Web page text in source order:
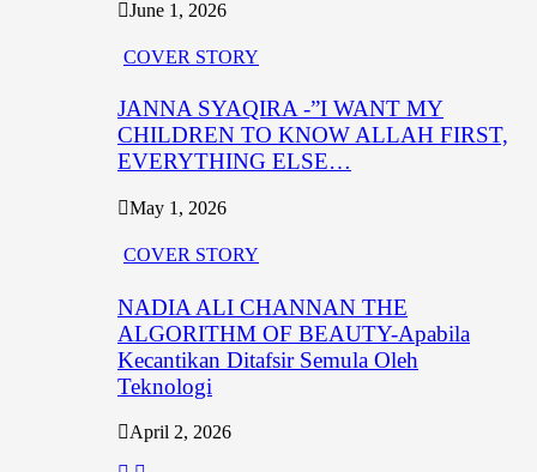
June 1, 2026
COVER STORY
JANNA SYAQIRA -”I WANT MY
CHILDREN TO KNOW ALLAH FIRST,
EVERYTHING ELSE…
May 1, 2026
COVER STORY
NADIA ALI CHANNAN THE
ALGORITHM OF BEAUTY-Apabila
Kecantikan Ditafsir Semula Oleh
Teknologi
April 2, 2026